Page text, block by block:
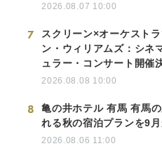
2026.08.07 10:00
7
スクリーン×オーケスト
ン・ウィリアムズ：シネ
ュラー・コンサート開催
2026.08.08 10:00
8
亀の井ホテル 有馬 有馬
れる秋の宿泊プランを9
2026.08.06 11:00